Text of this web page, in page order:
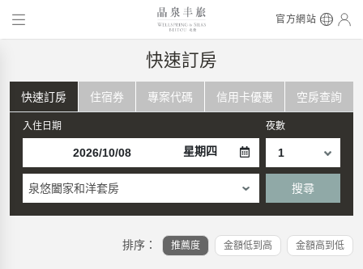
官方網站
快速訂房
快速訂房 住宿券 專案代碼 信用卡優惠 空房查詢
入住日期
星期四
夜數
泉悠闔家和洋套房 搜尋
排序： 推薦度 金額低到高 金額高到低